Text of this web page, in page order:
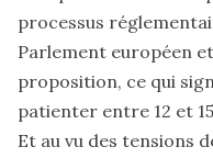
processus
Parlement européen
proposition, ce qui
patienter entre 12 et
Et au vu des tensions